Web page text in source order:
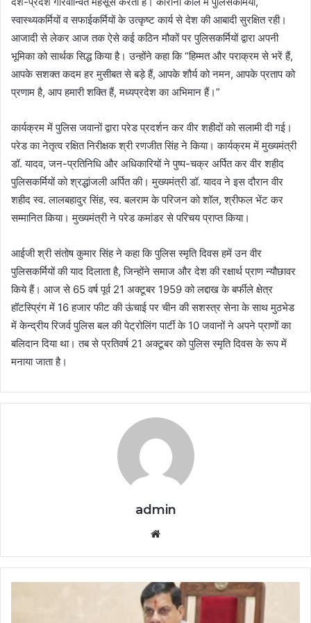
स्वास्थ्यकर्मियों व सफाईकर्मियों के उत्कृष्ट कार्य से देश की आबादी सुरक्षित रही।
आजादी से लेकर आज तक ऐसे कई कठिन मौकों पर पुलिसकर्मियों द्वारा अपनी
भूमिका को सार्थक सिद्ध किया है। उन्होंने कहा कि “हिम्मत और पराक्रम से भरें हैं,
आपके सशक्त कदम हर मुसीबत से बड़े हैं, आपके शौर्य को नमन, आपके प्रताप को
प्रणाम है, आप हमारी शक्ति हैं, मध्यप्रदेश का अभिमान हैं।”
कार्यक्रम में पुलिस जवानों द्वारा परेड प्रदर्शन कर वीर शहीदों को सलामी दी गई।
परेड का नेतृत्व रक्षित निरीक्षक श्री रणजीत सिंह ने किया। कार्यक्रम में मुख्यमंत्री
डॉ. यादव, जन-प्रतिनिधि और अधिकारियों ने पुष्प-चक्र अर्पित कर वीर शहीद
पुलिसकर्मियों को श्रद्धांजली अर्पित की। मुख्यमंत्री डॉ. यादव ने इस दौरान वीर
शहीद स्व. लालबहादुर सिंह, स्व. बलराम के परिजन को शॉल, श्रीफल भेंट कर
सम्मानित किया। मुख्यमंत्री ने परेड कमांडर से परिचय प्राप्त किया।
आईजी श्री संतोष कुमार सिंह ने कहा कि पुलिस स्मृति दिवस हमें उन वीर
पुलिसकर्मियों की याद दिलाता है, जिन्होंने समाज और देश की रक्षार्थ प्राण न्यौछावर
किये हैं। आज से 65 वर्ष पूर्व 21 अक्टूबर 1959 को लद्दाख के बर्फीले क्षेत्र
हॉटस्प्रिंग में 16 हजार फीट की ऊंचाई पर चीन की सशस्त्र सेना के साथ मुठभेड
में केन्द्रीय रिजर्व पुलिस बल की पेट्रोलिंग पार्टी के 10 जवानों ने अपने प्राणों का
बलिदान दिया था। तब से प्रतिवर्ष 21 अक्टूबर को पुलिस स्मृति दिवस के रूप में
मनाया जाता है।
admin